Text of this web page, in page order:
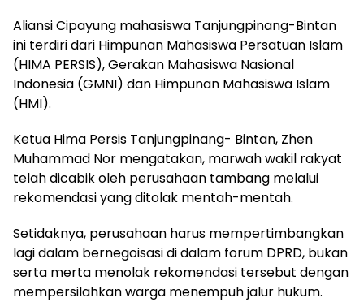
Aliansi Cipayung mahasiswa Tanjungpinang-Bintan
ini terdiri dari Himpunan Mahasiswa Persatuan Islam
(HIMA PERSIS), Gerakan Mahasiswa Nasional
Indonesia (GMNI) dan Himpunan Mahasiswa Islam
(HMI).
Ketua Hima Persis Tanjungpinang- Bintan, Zhen
Muhammad Nor mengatakan, marwah wakil rakyat
telah dicabik oleh perusahaan tambang melalui
rekomendasi yang ditolak mentah-mentah.
Setidaknya, perusahaan harus mempertimbangkan
lagi dalam bernegoisasi di dalam forum DPRD, bukan
serta merta menolak rekomendasi tersebut dengan
mempersilahkan warga menempuh jalur hukum.